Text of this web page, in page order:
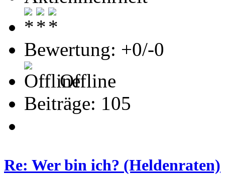
Bewertung: +0/-0
Offline
Beiträge: 105
Re: Wer bin ich? (Heldenraten)